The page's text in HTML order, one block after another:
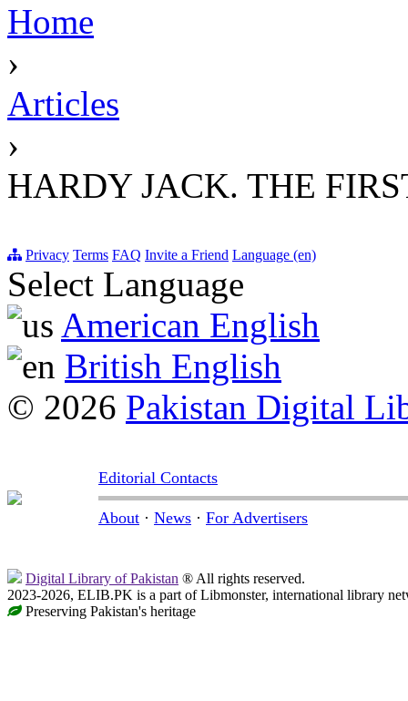
Home
›
Articles
›
HARDY JACK. THE
Privacy Terms FAQ Invite a Friend Language (en)
Select Language
American English
British English
© 2026 Pakistan Digital
Editorial Contacts
About · News · For Advertisers
Digital Library of Pakistan ® All rights reserved.
2023-2026, ELIB.PK is a part of Libmonster, international library
Preserving Pakistan's heritage